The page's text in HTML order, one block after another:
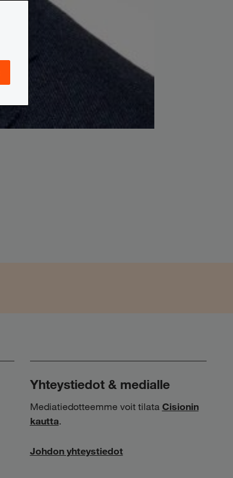
Yhteystiedot & medialle
Mediatiedotteemme voit tilata Cisionin
kautta.
Johdon yhteystiedot